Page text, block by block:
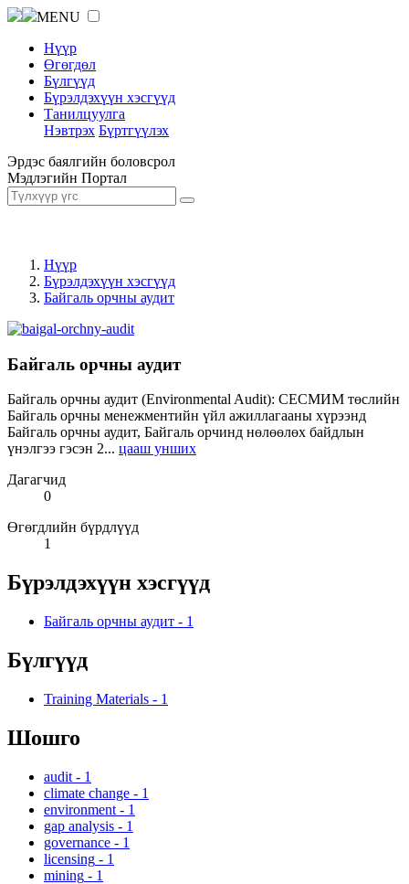
MENU
Нүүр
Өгөгдөл
Бүлгүүд
Бүрэлдэхүүн хэсгүүд
Танилцуулга
Нэвтрэх Бүртгүүлэх
Эрдэс баялгийн боловсрол
Мэдлэгийн Портал
Нүүр
Бүрэлдэхүүн хэсгүүд
Байгаль орчны аудит
Байгаль орчны аудит
Байгаль орчны аудит (Environmental Audit): СЕСМИМ төслийн
Байгаль орчны менежментийн үйл ажиллагааны хүрээнд
Байгаль орчны аудит, Байгаль орчинд нөлөөлөх байдлын
үнэлгээ гэсэн 2... цааш унших
Дагагчид
0
Өгөгдлийн бүрдлүүд
1
Бүрэлдэхүүн хэсгүүд
Байгаль орчны аудит - 1
Бүлгүүд
Training Materials - 1
Шошго
audit - 1
climate change - 1
environment - 1
gap analysis - 1
governance - 1
licensing - 1
mining - 1